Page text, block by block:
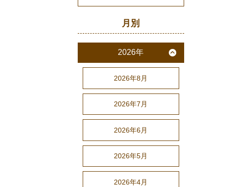
月別
2026年
2026年8月
2026年7月
2026年6月
2026年5月
2026年4月